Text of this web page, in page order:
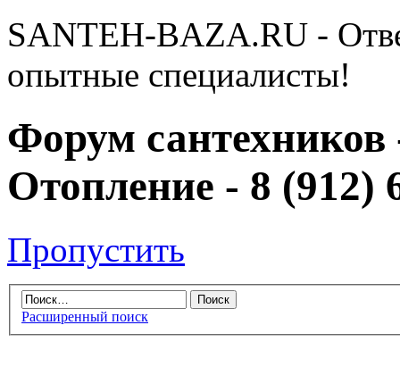
SANTEH-BAZA.RU -
опытные специалисты!
Форум сантехников
Отопление - 8 (912)
Пропустить
Расширенный поиск